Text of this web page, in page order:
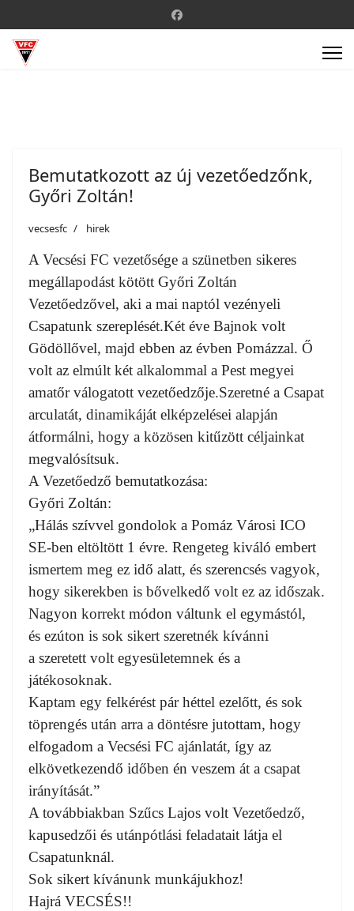
Bemutatkozott az új vezetőedzőnk,
Győri Zoltán!
vecsesfc hirek
A Vecsési FC vezetősége a szünetben sikeres
megállapodást kötött Győri Zoltán
Vezetőedzővel, aki a mai naptól vezényeli
Csapatunk szereplését.Két éve Bajnok volt
Gödöllővel, majd ebben az évben Pomázzal. Ő
volt az elmúlt két alkalommal a Pest megyei
amatőr válogatott vezetőedzője.Szeretné a Csapat
arculatát, dinamikáját elképzelései alapján
átformálni, hogy a közösen kitűzött céljainkat
megvalósítsuk.
A Vezetőedző bemutatkozása:
Győri Zoltán:
„Hálás szívvel gondolok a Pomáz Városi ICO
SE-ben eltöltött 1 évre. Rengeteg kiváló embert
ismertem meg ez idő alatt, és szerencsés vagyok,
hogy sikerekben is bővelkedő volt ez az időszak.
Nagyon korrekt módon váltunk el egymástól,
és ezúton is sok sikert szeretnék kívánni
a szeretett volt egyesületemnek és a
játékosoknak.
Kaptam egy felkérést pár héttel ezelőtt, és sok
töprengés után arra a döntésre jutottam, hogy
elfogadom a Vecsési FC ajánlatát, így az
elkövetkezendő időben én veszem át a csapat
irányítását.”
A továbbiakban Szűcs Lajos volt Vezetőedző,
kapusedzői és utánpótlási feladatait látja el
Csapatunknál.
Sok sikert kívánunk munkájukhoz!
Hajrá VECSÉS!!